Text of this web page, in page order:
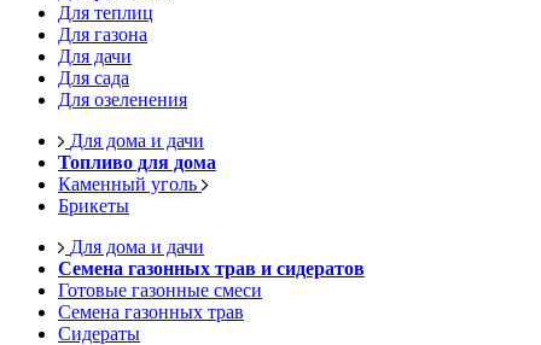
Для теплиц
Для газона
Для дачи
Для сада
Для озеленения
Для дома и дачи
Топливо для дома
Каменный уголь
Брикеты
Для дома и дачи
Семена газонных трав и сидератов
Готовые газонные смеси
Семена газонных трав
Сидераты